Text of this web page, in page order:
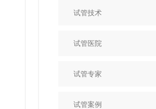
试管技术
试管医院
试管专家
试管案例